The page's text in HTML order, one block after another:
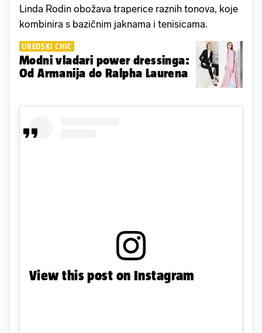
Linda Rodin obožava traperice raznih tonova, koje
kombinira s bazičnim jaknama i tenisicama.
UREDSKI CHIC
Modni vladari power dressinga:
Od Armanija do Ralpha Laurena
View this post on Instagram